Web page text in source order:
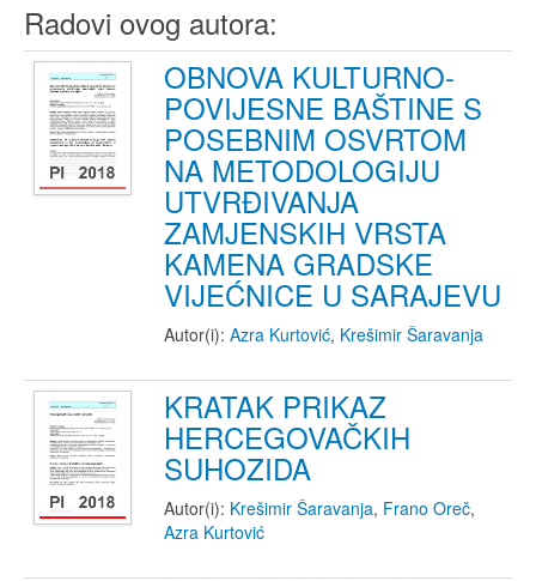
Radovi ovog autora:
OBNOVA KULTURNO-
POVIJESNE BAŠTINE S
POSEBNIM OSVRTOM
NA METODOLOGIJU
UTVRĐIVANJA
ZAMJENSKIH VRSTA
KAMENA GRADSKE
VIJEĆNICE U SARAJEVU
Autor(i): Azra Kurtović, Krešimir Šaravanja
KRATAK PRIKAZ
HERCEGOVAČKIH
SUHOZIDA
Autor(i): Krešimir Šaravanja, Frano Oreč,
Azra Kurtović